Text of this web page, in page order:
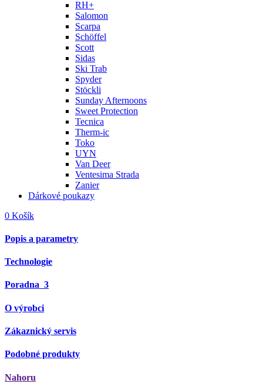
RH+
Salomon
Scarpa
Schöffel
Scott
Sidas
Ski Trab
Spyder
Stöckli
Sunday Afternoons
Sweet Protection
Tecnica
Therm-ic
Toko
UYN
Van Deer
Ventesima Strada
Zanier
Dárkové poukazy
0 Košík
Popis a parametry
Technologie
Poradna 3
O výrobci
Zákaznický servis
Podobné produkty
Nahoru